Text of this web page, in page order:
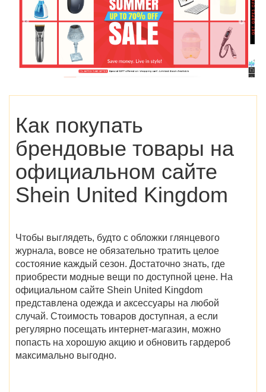
Как покупать
брендовые товары на
официальном сайте
Shein United Kingdom
Чтобы выглядеть, будто с обложки глянцевого
журнала, вовсе не обязательно тратить целое
состояние каждый сезон. Достаточно знать, где
приобрести модные вещи по доступной цене. На
официальном сайте Shein United Kingdom
представлена одежда и аксессуары на любой
случай. Стоимость товаров доступная, а если
регулярно посещать интернет-магазин, можно
попасть на хорошую акцию и обновить гардероб
максимально выгодно.